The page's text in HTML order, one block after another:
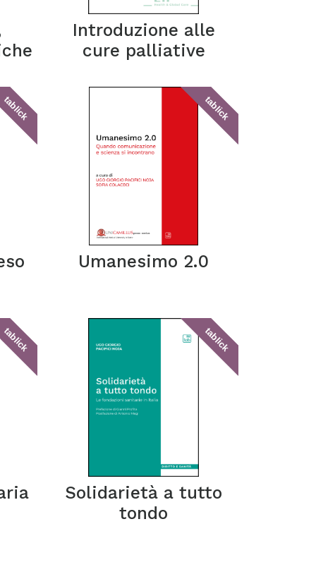
Introduzione alle
cure palliative
tablick tablick
Umanesimo 2.0
tablick tablick
Solidarietà a tutto
tondo